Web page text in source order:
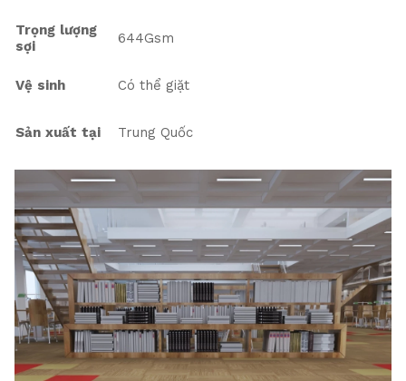
Trọng lượng
sợi
644Gsm
Vệ sinh Có thể giặt
Sản xuất tại Trung Quốc